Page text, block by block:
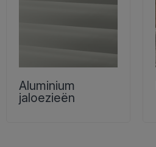
Aluminium
jaloezieën